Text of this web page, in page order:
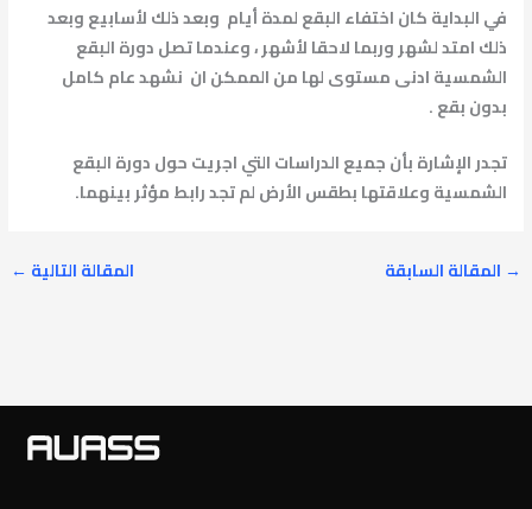
في البداية كان اختفاء البقع لمدة أيام وبعد ذلك لأسابيع وبعد
ذلك امتد لشهر وربما لاحقا لأشهر ، وعندما تصل دورة البقع
الشمسية ادنى مستوى لها من الممكن ان نشهد عام كامل
بدون بقع .
تجدر الإشارة بأن جميع الدراسات التي اجريت حول دورة البقع
الشمسية وعلاقتها بطقس الأرض لم تجد رابط مؤثر بينهما.
→ المقالة السابقة المقالة التالية ←